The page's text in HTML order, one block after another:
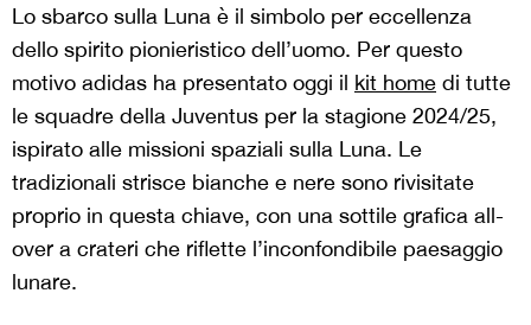
Lo sbarco sulla Luna è il simbolo per eccellenza
dello spirito pionieristico dell’uomo. Per questo
motivo adidas ha presentato oggi il kit home di tutte
le squadre della Juventus per la stagione 2024/25,
ispirato alle missioni spaziali sulla Luna. Le
tradizionali strisce bianche e nere sono rivisitate
proprio in questa chiave, con una sottile grafica all-
over a crateri che riflette l’inconfondibile paesaggio
lunare.